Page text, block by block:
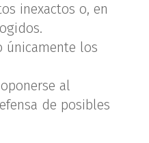
inexactos o, en
únicamente los
al
de posibles